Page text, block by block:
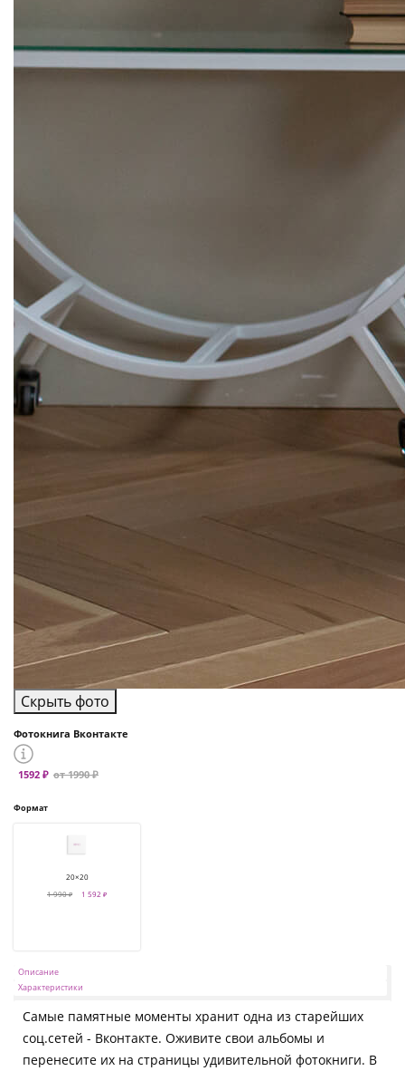
Скрыть фото
Фотокнига Вконтакте
1592 ₽ от 1990 ₽
Формат
20×20
1 990 ₽
1 592 ₽
Описание
Характеристики
Самые памятные моменты хранит одна из старейших
соц.сетей - Вконтакте. Оживите свои альбомы и
перенесите их на страницы удивительной фотокниги. В